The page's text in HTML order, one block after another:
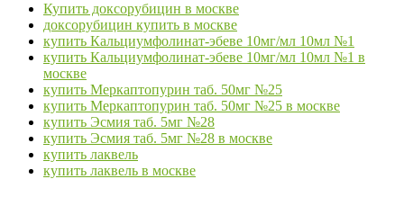
Купить доксорубицин в москве
доксорубицин купить в москве
купить Кальциумфолинат-эбеве 10мг/мл 10мл №1
купить Кальциумфолинат-эбеве 10мг/мл 10мл №1 в
москве
купить Меркаптопурин таб. 50мг №25
купить Меркаптопурин таб. 50мг №25 в москве
купить Эсмия таб. 5мг №28
купить Эсмия таб. 5мг №28 в москве
купить лаквель
купить лаквель в москве